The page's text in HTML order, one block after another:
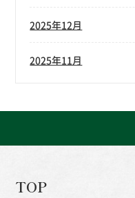
2025年12月
2025年11月
TOP